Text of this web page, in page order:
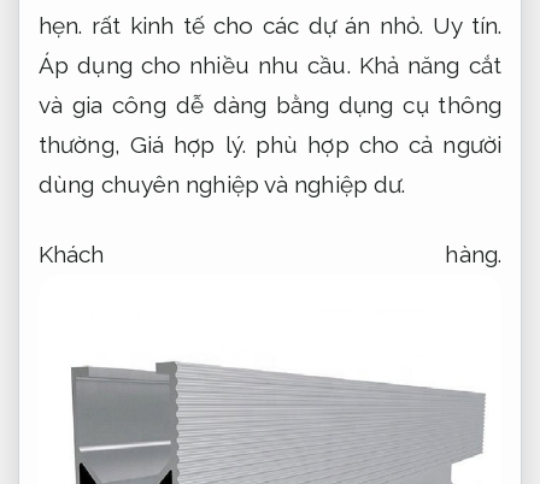
hẹn. rất kinh tế cho các dự án nhỏ. Uy tín.
Áp dụng cho nhiều nhu cầu. Khả năng cắt
và gia công dễ dàng bằng dụng cụ thông
thường, Giá hợp lý. phù hợp cho cả người
dùng chuyên nghiệp và nghiệp dư.
Khách hàng.